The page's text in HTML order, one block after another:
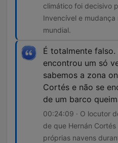
climático foi decisivo
Invencível e
mundial.
É totalmente falso.
encontrou um só
sabemos a zona
Cortés e não se
de um barco
00:24:09 · O locutor
de que Hernán
próprias navens